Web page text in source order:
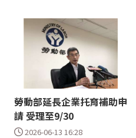
勞動部延長企業托育補助申
請 受理至9/30
2026-06-13 16:28